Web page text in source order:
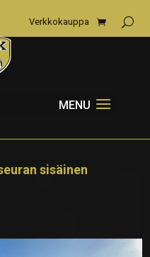
Verkkokauppa
sisäinen